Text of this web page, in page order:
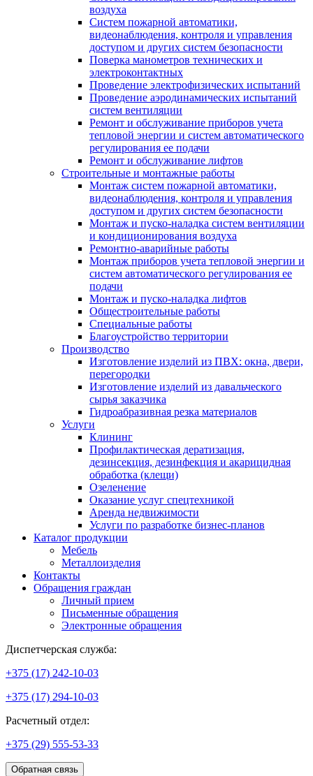
воздуха
Систем пожарной автоматики,
видеонаблюдения, контроля и управления
доступом и других систем безопасности
Поверка манометров технических и
электроконтактных
Проведение электрофизических испытаний
Проведение аэродинамических испытаний
систем вентиляции
Ремонт и обслуживание приборов учета
тепловой энергии и систем автоматического
регулирования ее подачи
Ремонт и обслуживание лифтов
Строительные и монтажные работы
Монтаж систем пожарной автоматики,
видеонаблюдения, контроля и управления
доступом и других систем безопасности
Монтаж и пуско-наладка систем вентиляции
и кондиционирования воздуха
Ремонтно-аварийные работы
Монтаж приборов учета тепловой энергии и
систем автоматического регулирования ее
подачи
Монтаж и пуско-наладка лифтов
Общестроительные работы
Специальные работы
Благоустройство территории
Производство
Изготовление изделий из ПВХ: окна, двери,
перегородки
Изготовление изделий из давальческого
сырья заказчика
Гидроабразивная резка материалов
Услуги
Клининг
Профилактическая дератизация,
дезинсекция, дезинфекция и акарицидная
обработка (клещи)
Озеленение
Оказание услуг спецтехникой
Аренда недвижимости
Услуги по разработке бизнес-планов
Каталог продукции
Мебель
Металлоизделия
Контакты
Обращения граждан
Личный прием
Письменные обращения
Электронные обращения
Диспетчерская служба:
+375 (17) 242-10-03
+375 (17) 294-10-03
Расчетный отдел:
+375 (29) 555-53-33
Обратная связь